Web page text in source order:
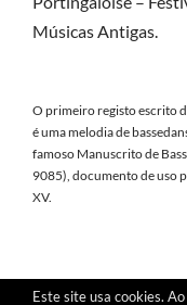
Músicas Antigas.
O primeiro registo escrito
é uma melodia de
famoso Manuscrito de
9085), documento de uso
XV.
Este site usa cookies.